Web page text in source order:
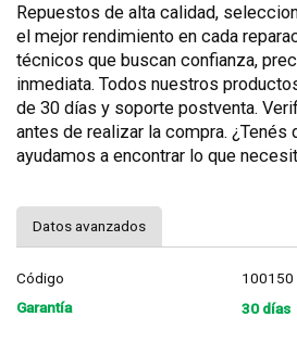
Repuestos de alta calidad,
el mejor rendimiento en cada
técnicos que buscan confianza,
inmediata. Todos nuestros
de 30 días y soporte postventa.
antes de realizar la compra.
ayudamos a encontrar lo que
Datos avanzados
Código
100150
Garantía
30 días